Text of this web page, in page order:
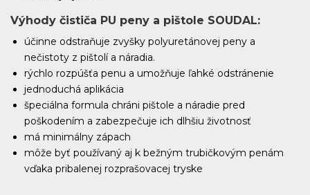
Výhody čističa PU peny a pištole SOUDAL:
účinne odstraňuje zvyšky polyuretánovej peny a
nečistoty z pištolí a náradia.
rýchlo rozpúšťa penu a umožňuje ľahké odstránenie
jednoduchá aplikácia
špeciálna formula chráni pištole a náradie pred
poškodením a zabezpečuje ich dlhšiu životnosť
má minimálny zápach
môže byť používaný aj k bežným trubičkovým penám
vďaka pribalenej rozprašovacej tryske